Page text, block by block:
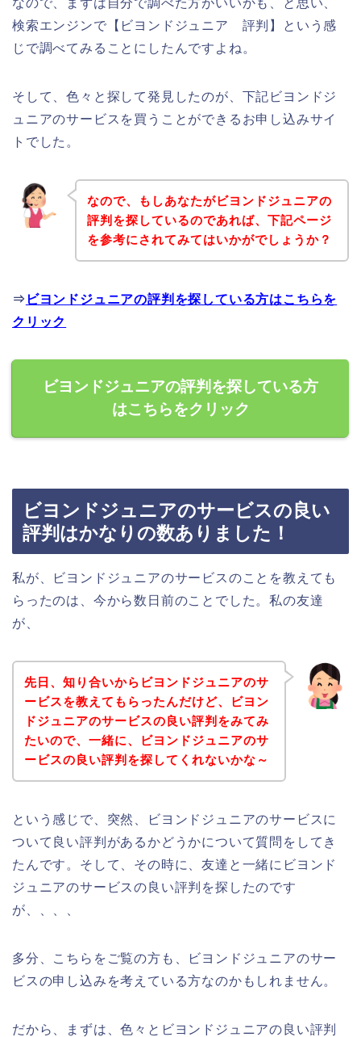
なので、まずは自分で調べた方がいいかも、と思い、
検索エンジンで【ビヨンドジュニア 評判】という感
じで調べてみることにしたんですよね。
そして、色々と探して発見したのが、下記ビヨンドジ
ュニアのサービスを買うことができるお申し込みサイ
トでした。
なので、もしあなたがビヨンドジュニアの
評判を探しているのであれば、下記ページ
を参考にされてみてはいかがでしょうか？
⇒ ビヨンドジュニアの評判を探している方はこちらを
クリック
ビヨンドジュニアの評判を探している方
はこちらをクリック
ビヨンドジュニアのサービスの良い
評判はかなりの数ありました！
私が、ビヨンドジュニアのサービスのことを教えても
らったのは、今から数日前のことでした。私の友達
が、
先日、知り合いからビヨンドジュニアのサ
ービスを教えてもらったんだけど、ビヨン
ドジュニアのサービスの良い評判をみてみ
たいので、一緒に、ビヨンドジュニアのサ
ービスの良い評判を探してくれないかな～
という感じで、突然、ビヨンドジュニアのサービスに
ついて良い評判があるかどうかについて質問をしてき
たんです。そして、その時に、友達と一緒にビヨンド
ジュニアのサービスの良い評判を探したのです
が、、、、
多分、こちらをご覧の方も、ビヨンドジュニアのサー
ビスの申し込みを考えている方なのかもしれません。
だから、まずは、色々とビヨンドジュニアの良い評判